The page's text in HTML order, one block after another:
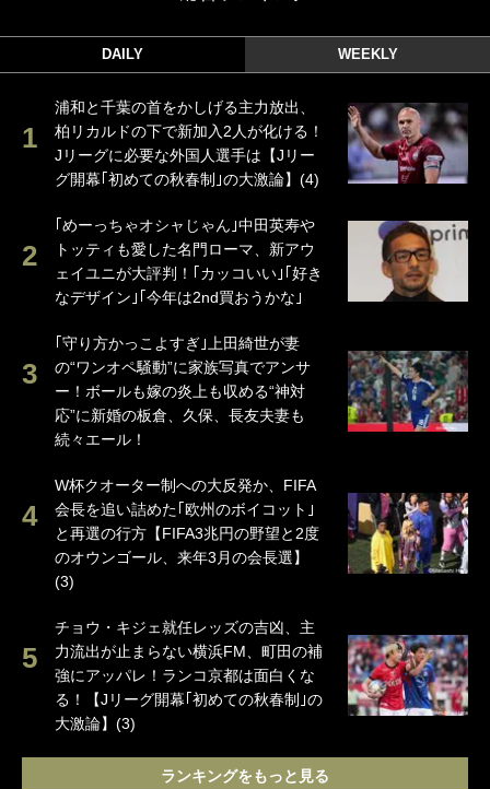
DAILY WEEKLY
浦和と千葉の首をかしげる主力放出、
柏リカルドの下で新加入2人が化ける！
Jリーグに必要な外国人選手は【Jリー
グ開幕｢初めての秋春制｣の大激論】(4)
｢めーっちゃオシャじゃん｣中田英寿や
トッティも愛した名門ローマ、新アウ
ェイユニが大評判！｢カッコいい｣｢好き
なデザイン｣｢今年は2nd買おうかな｣
｢守り方かっこよすぎ｣上田綺世が妻
の“ワンオペ騒動”に家族写真でアンサ
ー！ボールも嫁の炎上も収める“神対
応”に新婚の板倉、久保、長友夫妻も
続々エール！
W杯クオーター制への大反発か、FIFA
会長を追い詰めた｢欧州のボイコット｣
と再選の行方【FIFA3兆円の野望と2度
のオウンゴール、来年3月の会長選】
(3)
チョウ・キジェ就任レッズの吉凶、主
力流出が止まらない横浜FM、町田の補
強にアッパレ！ランコ京都は面白くな
る！【Jリーグ開幕｢初めての秋春制｣の
大激論】(3)
ランキングをもっと見る